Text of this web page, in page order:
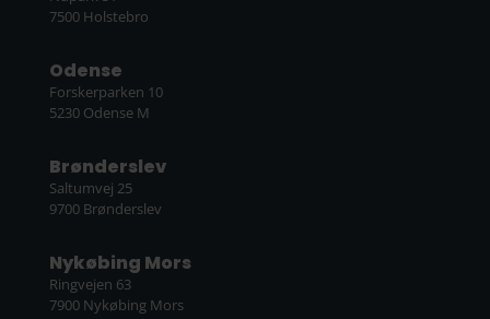
7500 Holstebro
Odense
Forskerparken 10
5230 Odense M
Brønderslev
Saltumvej 25
9700 Brønderslev
Nykøbing Mors
Ringvejen 63
7900 Nykøbing Mors